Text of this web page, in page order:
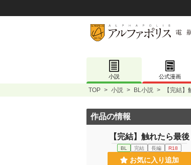
小説 公式漫画
TOP > 小説 > BL小説 > 【完結
作品の情報
【完結】触れたら最後
BL 完結 長編 R18
お気に入り追加